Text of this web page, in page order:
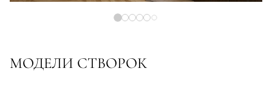
МОДЕЛИ СТВОРОК